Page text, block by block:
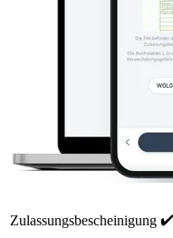
Zulassungsbescheinigung ✔️